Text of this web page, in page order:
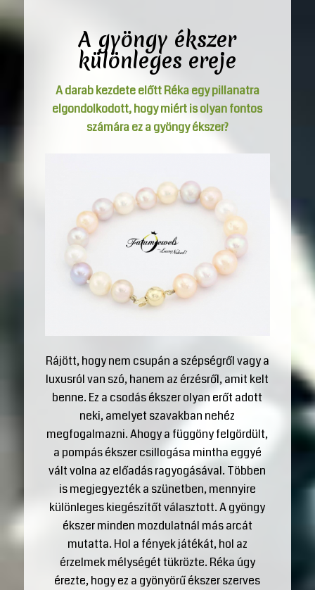
A gyöngy ékszer
különleges ereje
A darab kezdete előtt Réka egy pillanatra
elgondolkodott, hogy miért is olyan fontos
számára ez agyöngy ékszer?
Rájött, hogy nem csupán a szépségről vagy a
luxusról van szó, hanem az érzésről, amit kelt
benne. Ez a csodás ékszer olyan erőt adott
neki, amelyet szavakban nehéz
megfogalmazni. Ahogy a függöny felgördült,
a pompás ékszer csillogása mintha eggyé
vált volna az előadás ragyogásával. Többen
is megjegyezték a szünetben, mennyire
különleges kiegészítőt választott. A gyöngy
ékszer minden mozdulatnál más arcát
mutatta. Hol a fények játékát, hol az
érzelmek mélységét tükrözte. Réka úgy
érezte, hogy ez a gyönyörű ékszer szerves